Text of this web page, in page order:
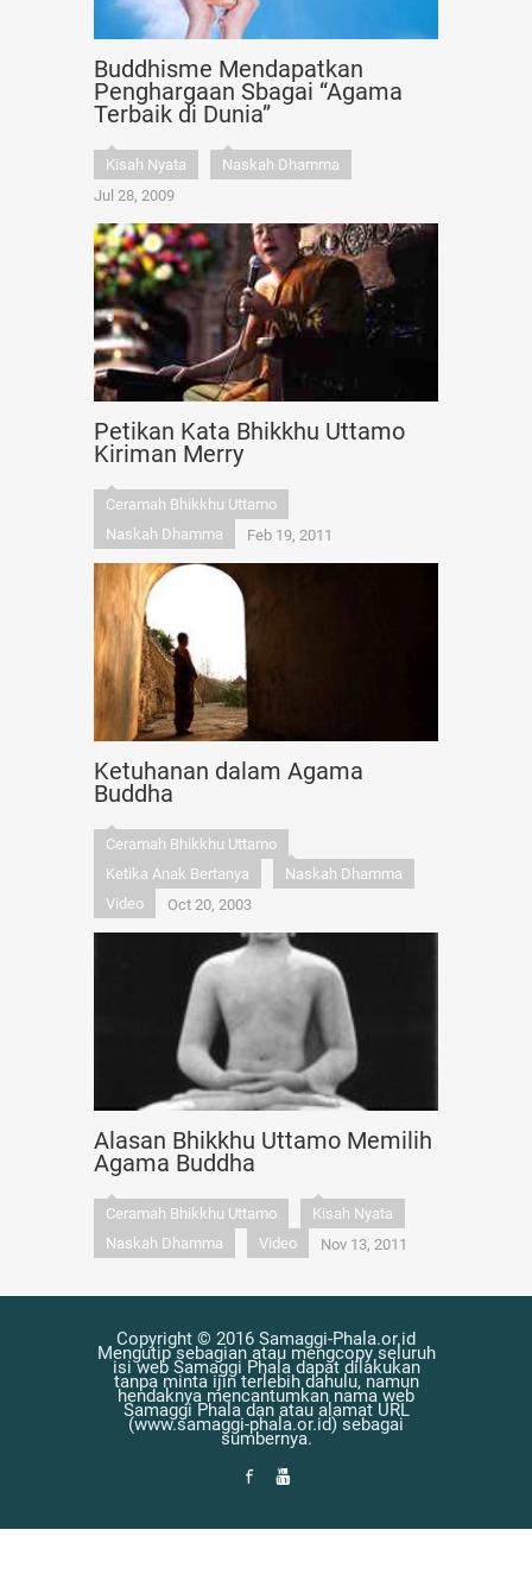
Buddhisme Mendapatkan
Penghargaan Sbagai “Agama
Terbaik di Dunia”
Kisah Nyata
Naskah Dhamma
Jul 28, 2009
Petikan Kata Bhikkhu Uttamo
Kiriman Merry
Ceramah Bhikkhu Uttamo
Naskah Dhamma
Feb 19, 2011
Ketuhanan dalam Agama
Buddha
Ceramah Bhikkhu Uttamo
Ketika Anak Bertanya
Naskah Dhamma
Video
Oct 20, 2003
Alasan Bhikkhu Uttamo Memilih
Agama Buddha
Ceramah Bhikkhu Uttamo
Kisah Nyata
Naskah Dhamma
Video Nov 13, 2011
Copyright © 2016 Samaggi-Phala.or.id
Mengutip sebagian atau mengcopy seluruh
isi web Samaggi Phala dapat dilakukan
tanpa minta ijin terlebih dahulu, namun
hendaknya mencantumkan nama web
Samaggi Phala dan atau alamat URL
(www.samaggi-phala.or.id) sebagai
sumbernya.